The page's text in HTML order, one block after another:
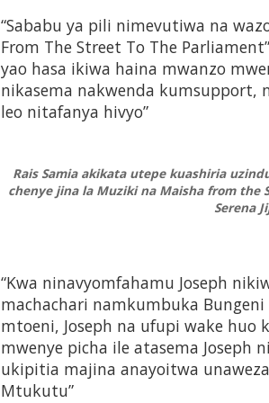
“Sababu ya pili nimevutiwa na
From The Street To The
yao hasa ikiwa haina mwanzo
nikasema nakwenda kumsupport,
leo nitafanya hivyo”
Rais Samia akikata utepe kuashiria
chenye jina la Muziki na Maisha from the
Serena
“Kwa ninavyomfahamu Joseph
machachari namkumbuka
mtoeni, Joseph na ufupi wake
mwenye picha ile atasema
ukipitia majina anayoitwa
Mtukutu”